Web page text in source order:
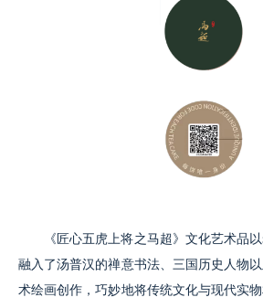
《匠心五虎上将之马超》文化艺术品
融入了汤普汉的禅意书法、三国历史人物
术绘画创作，巧妙地将传统文化与现代实